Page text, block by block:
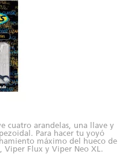
cuatro arandelas, una llave y
Para hacer tu yoyó
máximo del hueco de
Viper Flux y Viper Neo XL.